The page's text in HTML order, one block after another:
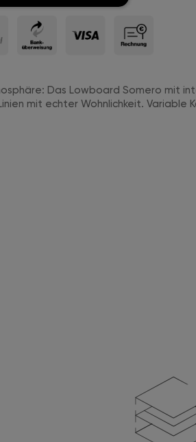
Das Lowboard Somero mit
mit echter Wohnlichkeit. Variable